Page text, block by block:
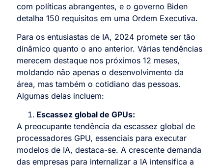
com políticas abrangentes, e o governo Biden
detalha 150 requisitos em uma Ordem Executiva.
Para os entusiastas de IA, 2024 promete ser tão
dinâmico quanto o ano anterior. Várias tendências
merecem destaque nos próximos 12 meses,
moldando não apenas o desenvolvimento da
área, mas também o cotidiano das pessoas.
Algumas delas incluem:
Escassez global de GPUs:
A preocupante tendência da escassez global de
processadores GPU, essenciais para executar
modelos de IA, destaca-se. A crescente demanda
das empresas para internalizar a IA intensifica a